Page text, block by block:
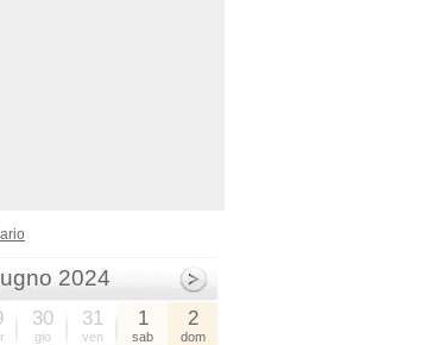
2024
30
gio
31
ven
1
sab
2
dom